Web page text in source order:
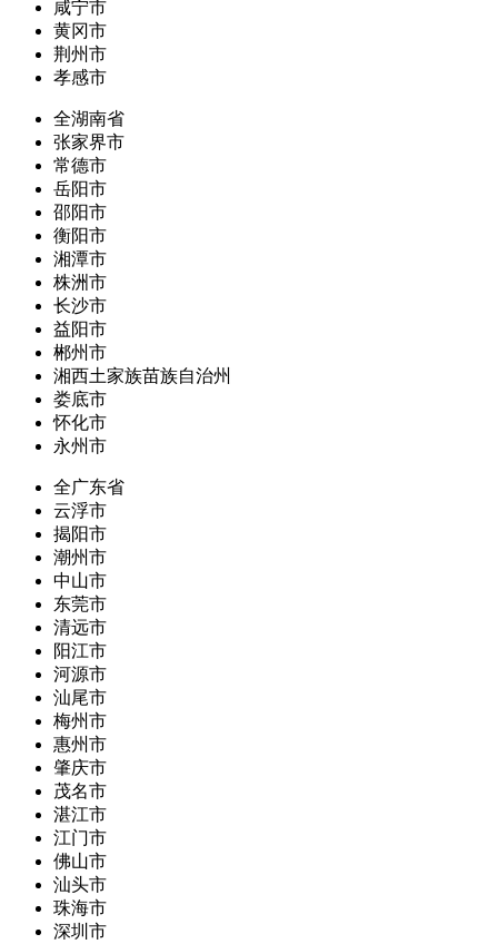
咸宁市
黄冈市
荆州市
孝感市
全湖南省
张家界市
常德市
岳阳市
邵阳市
衡阳市
湘潭市
株洲市
长沙市
益阳市
郴州市
湘西土家族苗族自治州
娄底市
怀化市
永州市
全广东省
云浮市
揭阳市
潮州市
中山市
东莞市
清远市
阳江市
河源市
汕尾市
梅州市
惠州市
肇庆市
茂名市
湛江市
江门市
佛山市
汕头市
珠海市
深圳市